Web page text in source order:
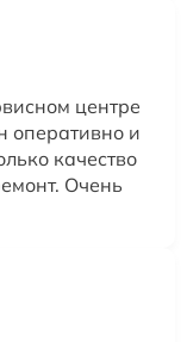
центре
оперативно и
качество
Очень